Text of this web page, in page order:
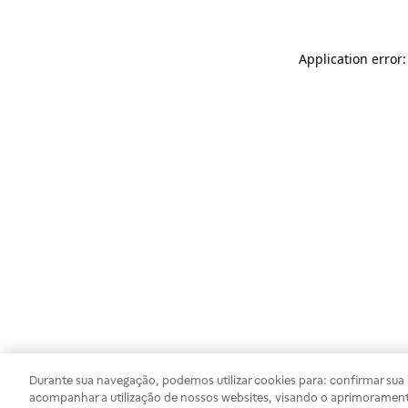
Application
Durante sua navegação, podemos utilizar cookies para: confirmar
acompanhar a utilização de nossos websites, visando o